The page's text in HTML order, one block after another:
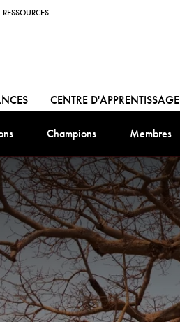
ALLER À:CENTRE D'APPRENTISSAGE
Aller à: ChampionsAller à: Membres